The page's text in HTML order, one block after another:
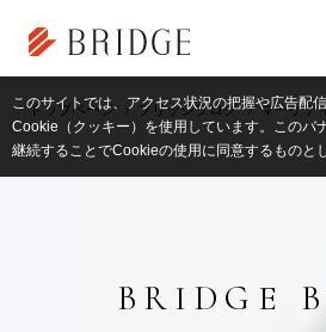
トップページ ブリッジブログ マーケテ
このサイトでは、アクセス状況の把握や広告配
Cookie（クッキー）を使用しています。このバ
継続することでCookieの使用に同意するものと
BRIDGE